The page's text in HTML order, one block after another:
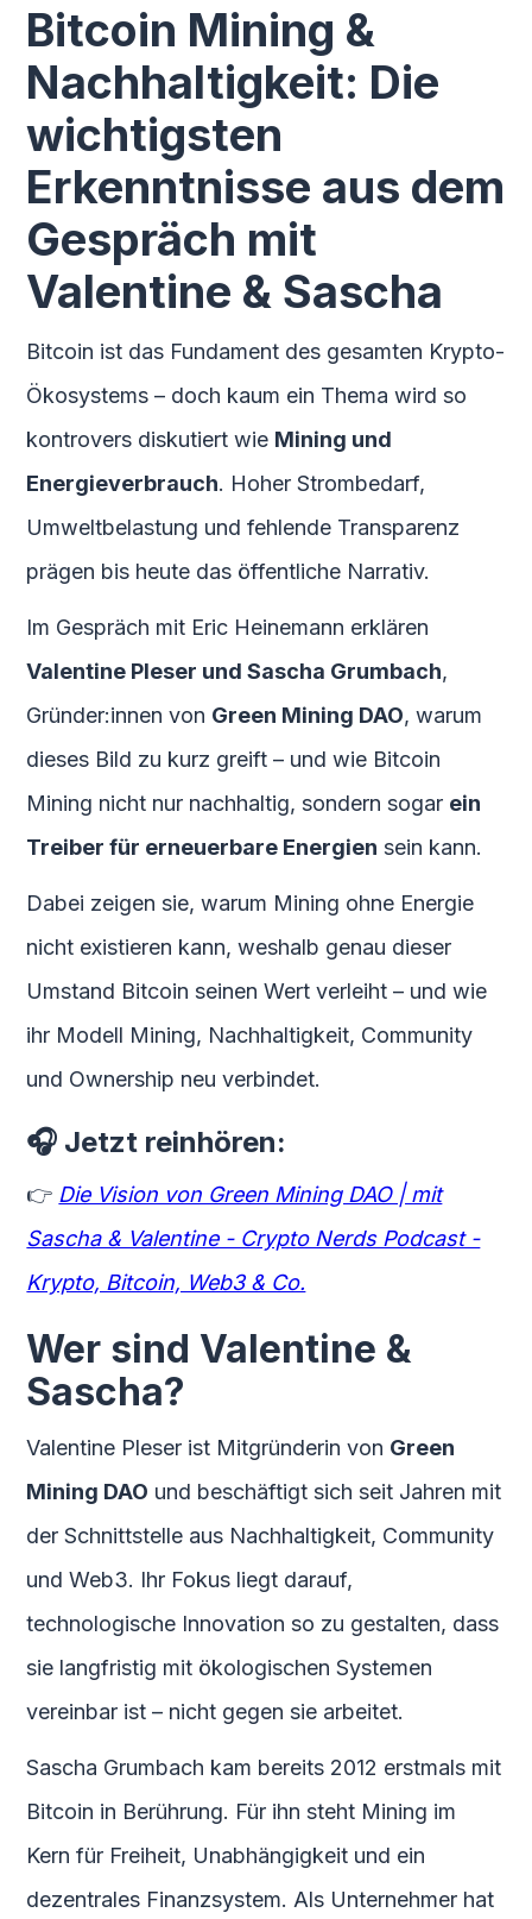
Bitcoin Mining &
Nachhaltigkeit: Die
wichtigsten
Erkenntnisse aus dem
Gespräch mit
Valentine & Sascha
Bitcoin ist das Fundament des gesamten Krypto-
Ökosystems – doch kaum ein Thema wird so
kontrovers diskutiert wie Mining und
Energieverbrauch. Hoher Strombedarf,
Umweltbelastung und fehlende Transparenz
prägen bis heute das öffentliche Narrativ.
Im Gespräch mit Eric Heinemann erklären
Valentine Pleser und Sascha Grumbach,
Gründer:innen von Green Mining DAO, warum
dieses Bild zu kurz greift – und wie Bitcoin
Mining nicht nur nachhaltig, sondern sogar ein
Treiber für erneuerbare Energien sein kann.
Dabei zeigen sie, warum Mining ohne Energie
nicht existieren kann, weshalb genau dieser
Umstand Bitcoin seinen Wert verleiht – und wie
ihr Modell Mining, Nachhaltigkeit, Community
und Ownership neu verbindet.
🎧 Jetzt reinhören:
👉 Die Vision von Green Mining DAO | mit
Sascha & Valentine - Crypto Nerds Podcast -
Krypto, Bitcoin, Web3 & Co.
Wer sind Valentine &
Sascha?
Valentine Pleser ist Mitgründerin von Green
Mining DAO und beschäftigt sich seit Jahren mit
der Schnittstelle aus Nachhaltigkeit, Community
und Web3. Ihr Fokus liegt darauf,
technologische Innovation so zu gestalten, dass
sie langfristig mit ökologischen Systemen
vereinbar ist – nicht gegen sie arbeitet.
Sascha Grumbach kam bereits 2012 erstmals mit
Bitcoin in Berührung. Für ihn steht Mining im
Kern für Freiheit, Unabhängigkeit und ein
dezentrales Finanzsystem. Als Unternehmer hat